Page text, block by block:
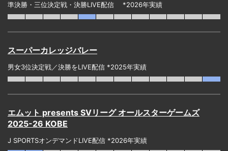
準決勝・三位決定戦・決勝LIVE配信 *2026年実績
スーパーカレッジバレー
男女3位決定戦／決勝をLIVE配信 *2025年実績
エムット presents SVリーグ オールスターゲームズ
2025-26 KOBE
J SPORTSオンデマンドLIVE配信 *2026年実績